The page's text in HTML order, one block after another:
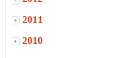
+ 2011
+ 2010